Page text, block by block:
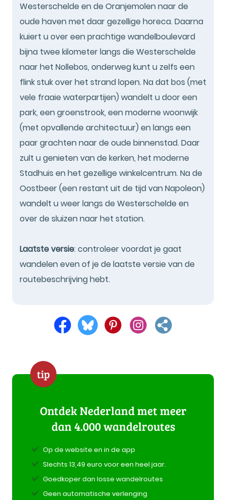
Westerschelde en de Oranjemolen naar de
oude haven met daar gezellige horeca. Daarna
kuiert u over een prachtige wandelboulevard
bijna twee kilometer langs die Westerschelde
naar het Nollebos, onderweg kunt u zelfs een
flink stuk over het strand lopen. Na dat bos (met
vele fraaie waterpartijen) wandelt u door een
park, een groenstrook, een moderne woonwijk
(met opvallende architectuur) en langs een
paar grachten naar de oude binnenstad. Daar
zult u genieten van de kerken, het moderne
Stadhuis en het gezellige winkelcentrum. Na de
Oostbeer (een restant uit de tijd van Napoleon)
wandelt u weer langs de Westerschelde en
over de sluizen naar het station.
Laatste versie: controleer voordat je gaat
wandelen even of je de laatste versie van de
routebeschrijving hebt.
tip
Ontdek Nederland met meer
dan 4.000 wandelroutes
Op de website en in de app
Slechts 13,49 euro voor een heel jaar.
Goedkoper dan losse wandelroutes
Geen automatische verlenging